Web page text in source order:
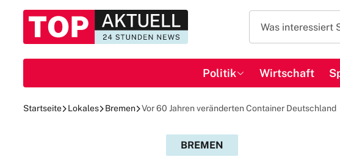
Politik Wirtschaft
Startseite Lokales Bremen Vor 60 Jahren veränderten Container Deutschland
BREMEN